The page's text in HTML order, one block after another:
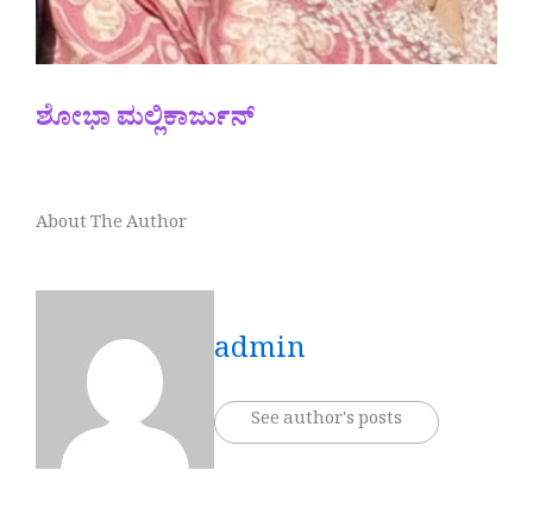
ಶೋಭಾ ಮಲ್ಲಿಕಾರ್ಜುನ್‌
About The Author
admin
See author's posts